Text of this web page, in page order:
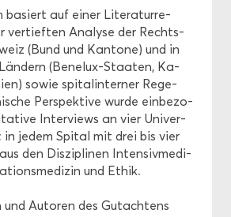
ba­siert auf einer Li­te­ra­tur­re­
ver­tief­ten Ana­ly­se der Rechts­
(Bund und Kan­to­ne) und in
(Benelux-​Staaten, Ka­
sowie spi­tal­in­ter­ner Re­ge­
Per­spek­ti­ve wurde ein­be­zo­
In­ter­views an vier Uni­ver­
jedem Spi­tal mit drei bis vier
den Dis­zi­pli­nen In­ten­siv­me­di­
und Ethik.
Au­toren des Gut­ach­tens